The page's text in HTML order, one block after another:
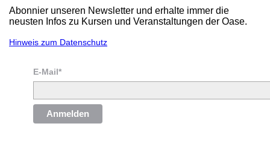
Abonnier unseren Newsletter und erhalte immer die
neusten Infos zu Kursen und Veranstaltungen der Oase.
Hinweis zum Datenschutz
E-Mail*
Anmelden